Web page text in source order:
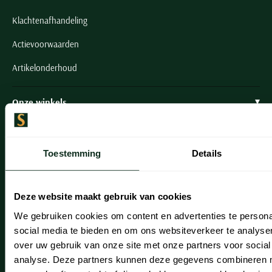
Toestemming Details
Deze website maakt gebruik van cookies
We gebruiken cookies om content en advertenties te
social media te bieden en om ons websiteverkeer te
over uw gebruik van onze site met onze partners voor
analyse. Deze partners kunnen deze gegevens combineren
Klachtenafhandeling
Actievoorwaarden
Artikelonderhoud
Onze winkels
Onze winkels
Heemstede
Leiderdorp
Noordwijk